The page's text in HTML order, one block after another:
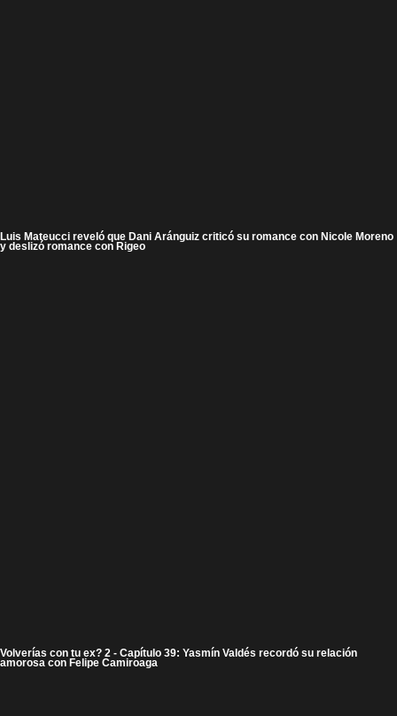
Luis Mateucci reveló que Dani Aránguiz criticó su romance con Nicole Moreno
y deslizó romance con Rigeo
Volverías con tu ex? 2 - Capítulo 39: Yasmín Valdés recordó su relación
amorosa con Felipe Camiroaga